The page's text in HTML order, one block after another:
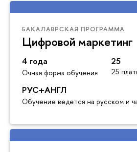
БАКАЛАВРСКАЯ ПРОГРАММА
Цифровой маркетинг
4 года
Очная форма обучения
25
25
РУС+АНГЛ
Обучение ведется на русском и